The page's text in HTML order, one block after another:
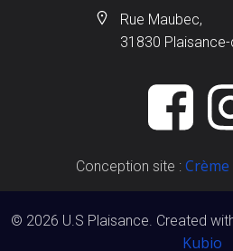
Rue Maubec,
31830
Conception site :
© 2026 U.S Plaisance. Created
Kubio